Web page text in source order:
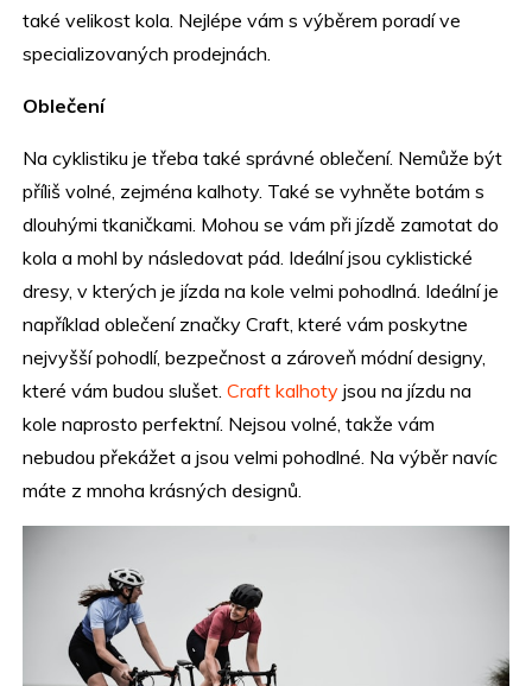
také velikost kola. Nejlépe vám s výběrem poradí ve
specializovaných prodejnách.
Oblečení
Na cyklistiku je třeba také správné oblečení. Nemůže být
příliš volné, zejména kalhoty. Také se vyhněte botám s
dlouhými tkaničkami. Mohou se vám při jízdě zamotat do
kola a mohl by následovat pád. Ideální jsou cyklistické
dresy, v kterých je jízda na kole velmi pohodlná. Ideální je
například oblečení značky Craft, které vám poskytne
nejvyšší pohodlí, bezpečnost a zároveň módní designy,
které vám budou slušet.Craft kalhoty jsou na jízdu na
kole naprosto perfektní. Nejsou volné, takže vám
nebudou překážet a jsou velmi pohodlné. Na výběr navíc
máte z mnoha krásných designů.